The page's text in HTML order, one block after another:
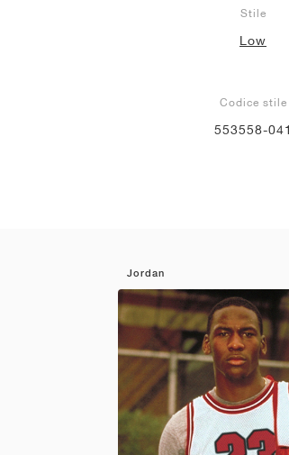
Stile
Low
Codice stile
553558-041
Jordan